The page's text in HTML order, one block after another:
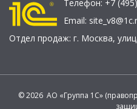
Телефон: +7
Email:
Отдел продаж: г. Москва,
© 2026 АО «Группа 1С»